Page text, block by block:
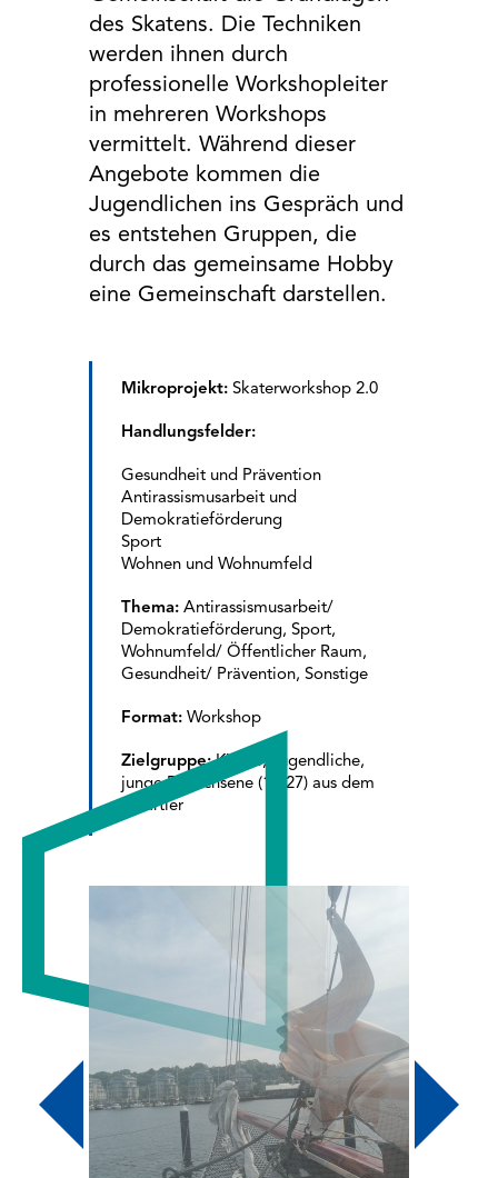
des Skatens. Die Techniken
werden ihnen durch
professionelle Workshopleiter
in mehreren Workshops
vermittelt. Während dieser
Angebote kommen die
Jugendlichen ins Gespräch und
es entstehen Gruppen, die
durch das gemeinsame Hobby
eine Gemeinschaft darstellen.
Mikroprojekt: Skaterworkshop 2.0
Handlungsfelder:
Gesundheit und Prävention
Antirassismusarbeit und
Demokratieförderung
Sport
Wohnen und Wohnumfeld
Thema: Antirassismusarbeit/
Demokratieförderung, Sport,
Wohnumfeld/ Öffentlicher Raum,
Gesundheit/ Prävention, Sonstige
Format: Workshop
Zielgruppe:Kinder, Jugendliche,
junge Erwachsene (12-27) aus dem
Quartier
EXTERNE MEDIEN
Um Inhalte von Videoplattformen und Social Media
diesen externen Medien Cookies gesetzt.
YouTube
Vimeo
Google Maps